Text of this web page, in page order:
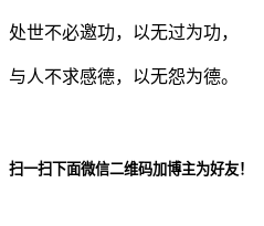
处世不必邀功，以无过为功，
与人不求感德，以无怨为德。
扫一扫下面微信二维码加博主为好友！